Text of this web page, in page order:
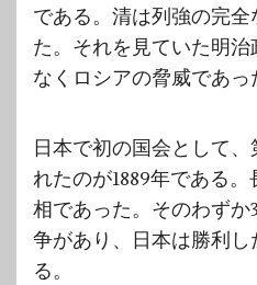
である。清は列強の完
た。それを見ていた明
なくロシアの脅威であっ
日本で初の国会として
れたのが1889年である
相であった。そのわずか
争があり、日本は勝利
る。